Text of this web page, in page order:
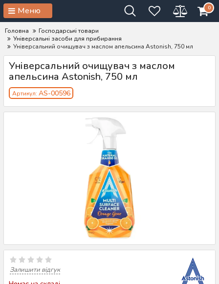
Меню 0
Головна
Господарські товари
Універсальні засоби для прибирання
Універсальний очищувач з маслом апельсина Astonish, 750 мл
Універсальний очищувач з маслом
апельсина Astonish, 750 мл
Артикул: AS-00596
Залишити відгук